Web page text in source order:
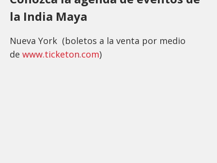
la India Maya
Nueva York (boletos a la venta por medio
de www.ticketon.com)